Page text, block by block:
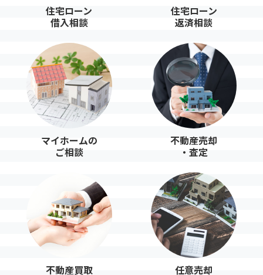
住宅ローン
借入相談
住宅ローン
返済相談
マイホームの
ご相談
不動産売却
・査定
不動産買取 任意売却